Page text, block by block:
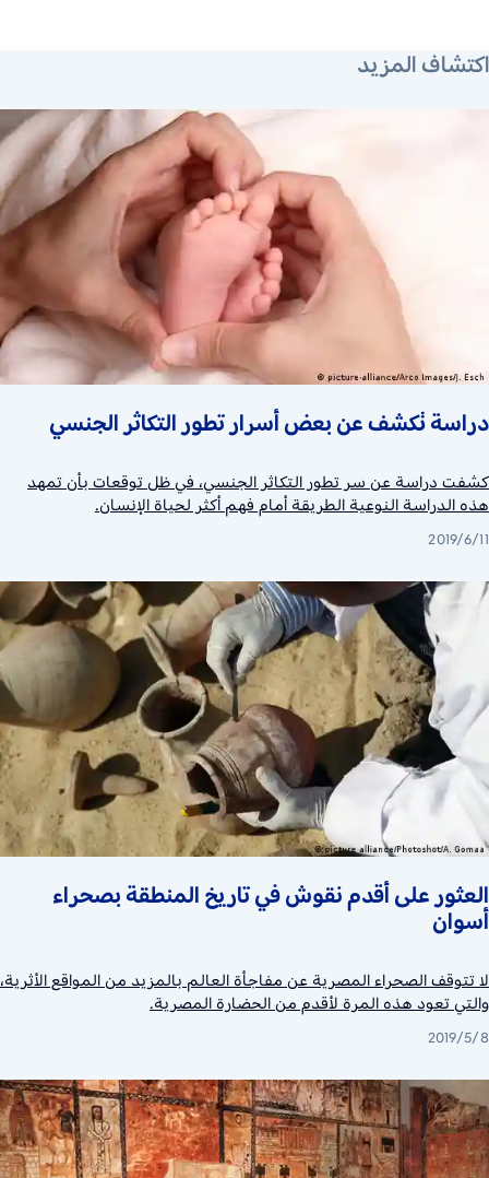
اكتشاف المزيد
دراسة تكشف عن بعض أسرار تطور التكاثر الجنسي
كشفت دراسة عن سر تطور التكاثر الجنسي، في ظل توقعات بأن تمهد
هذه الدراسة النوعية الطريقة أمام فهم أكثر لحياة الإنسان.
2019/6/11
العثور على أقدم نقوش في تاريخ المنطقة بصحراء
أسوان
لا تتوقف الصحراء المصرية عن مفاجأة العالم بالمزيد من المواقع الأثرية،
والتي تعود هذه المرة لأقدم من الحضارة المصرية.
2019/5/8
٢٣ مارس ٢٠١٨